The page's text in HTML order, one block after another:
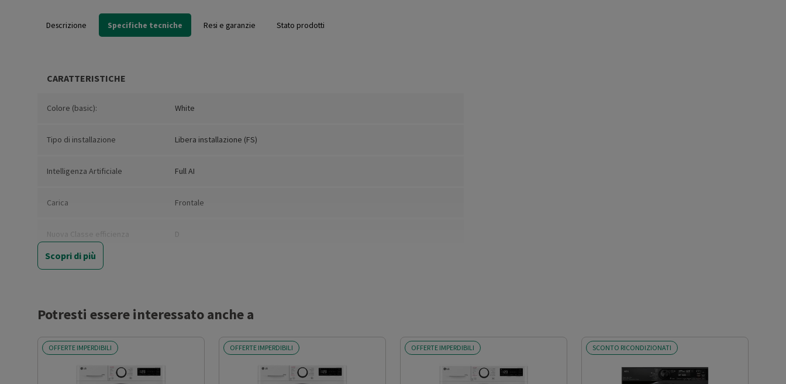
Descrizione Specifiche tecniche Resi e garanzie Stato prodotti
CARATTERISTICHE
Colore (basic): White
Tipo di installazione Libera installazione (FS)
Intelligenza Artificiale Full AI
Carica Frontale
Nuova Classe efficienza
energetica
D
Consumo ponderato di energia
lavaggio/asciugatura (kWh)
308
Capacità nominale del ciclo
Scopri di più
Potresti essere interessato anche a
OFFERTE IMPERDIBILI OFFERTE IMPERDIBILI OFFERTE IMPERDIBILI SCONTO RICONDIZIONATI